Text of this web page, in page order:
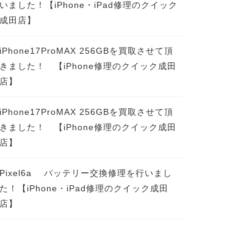
いました！【iPhone・iPad修理のクイック
成田店】
iPhone17ProMAX 256GBを買取させて頂
きました！ 【iPhone修理のクイック成田
店】
iPhone17ProMAX 256GBを買取させて頂
きました！ 【iPhone修理のクイック成田
店】
Pixel6a バッテリー交換修理を行いまし
た！【iPhone・iPad修理のクイック成田
店】